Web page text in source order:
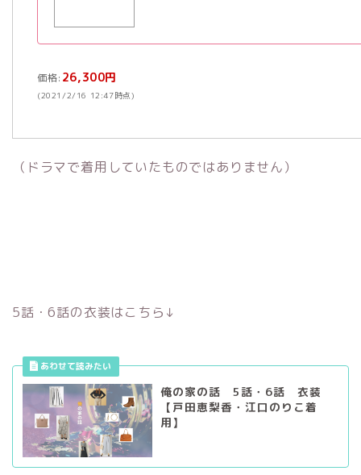
価格: 26,300円
(2021/2/16 12:47時点)
（ドラマで着用していたものではありません）
5話・6話の衣装はこちら↓
俺の家の話 5話・6話 衣装
【戸田恵梨香・江口のりこ着
用】